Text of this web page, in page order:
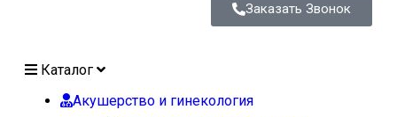
Заказать Звонок
Каталог
Акушерство и гинекология